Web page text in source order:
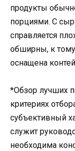
продукты
порциями. С
справляется
обширны, к
оснащена
*Обзор лучших
критериях
субъективный
служит
необходима